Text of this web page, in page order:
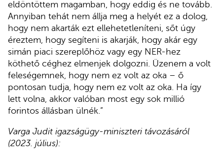
eldöntöttem magamban, hogy eddig és ne tovább.
Annyiban tehát nem állja meg a helyét ez a dolog,
hogy nem akarták ezt ellehetetleníteni, sőt úgy
éreztem, hogy segíteni is akarják, hogy akár egy
simán piaci szereplőhöz vagy egy NER-hez
köthető céghez elmenjek dolgozni. Üzenem a volt
feleségemnek, hogy nem ez volt az oka – ő
pontosan tudja, hogy nem ez volt az oka. Ha így
lett volna, akkor valóban most egy sok millió
forintos állásban ülnék.”
Varga Judit igazságügy-miniszteri távozásáról
(2023. július):